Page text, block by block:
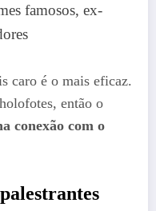
famosos, ex-
caro é o mais eficaz.
então o
conexão com o